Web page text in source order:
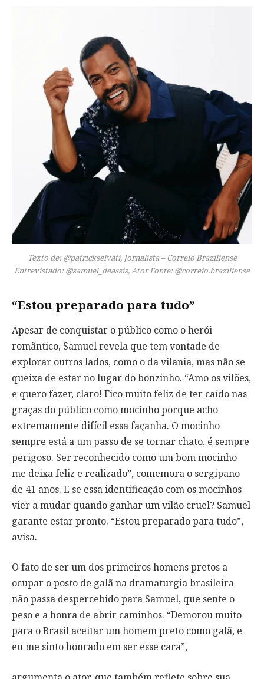
Texto de: @patrickselvati, Jornalista – Correio Braziliense
Entrevistado: @samuel_deassis, Ator Fonte: @correio.braziliense
“Estou preparado para tudo”
Apesar de conquistar o público como o herói
romântico, Samuel revela que tem vontade de
explorar outros lados, como o da vilania, mas não se
queixa de estar no lugar do bonzinho. “Amo os vilões,
e quero fazer, claro! Fico muito feliz de ter caído nas
graças do público como mocinho porque acho
extremamente difícil essa façanha. O mocinho
sempre está a um passo de se tornar chato, é sempre
perigoso. Ser reconhecido como um bom mocinho
me deixa feliz e realizado”, comemora o sergipano
de 41 anos. E se essa identificação com os mocinhos
vier a mudar quando ganhar um vilão cruel? Samuel
garante estar pronto. “Estou preparado para tudo”,
avisa.
O fato de ser um dos primeiros homens pretos a
ocupar o posto de galã na dramaturgia brasileira
não passa despercebido para Samuel, que sente o
peso e a honra de abrir caminhos. “Demorou muito
para o Brasil aceitar um homem preto como galã, e
eu me sinto honrado em ser esse cara”,